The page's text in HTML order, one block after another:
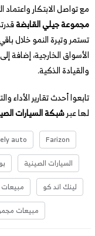
مع تواصل الابتكار
مجموعة جيلي القابضة
الأسواق الخارجية، إضافة
والقيادة الذكية.
تابعوا أحدث تقارير الأداء
لها عبرشبكة السيارات
Farizon
auto
السيارات الصينية
لينك اند كو
مبيعات
مبيعات